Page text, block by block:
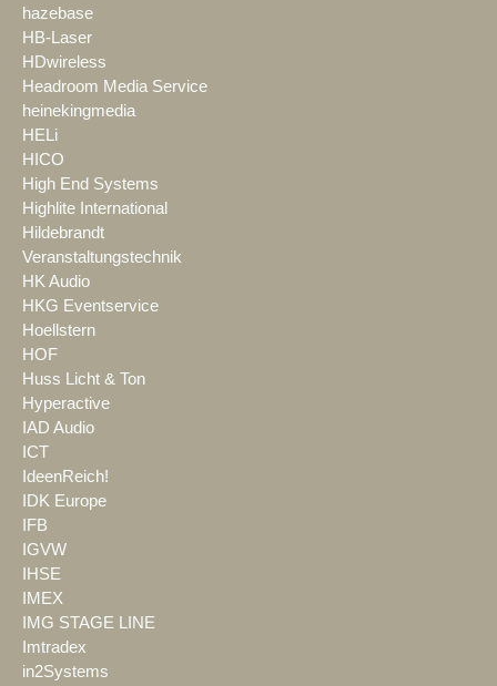
hazebase
HB-Laser
HDwireless
Headroom Media Service
heinekingmedia
HELi
HICO
High End Systems
Highlite International
Hildebrandt
Veranstaltungstechnik
HK Audio
HKG Eventservice
Hoellstern
HOF
Huss Licht & Ton
Hyperactive
IAD Audio
ICT
IdeenReich!
IDK Europe
IFB
IGVW
IHSE
IMEX
IMG STAGE LINE
Imtradex
in2Systems